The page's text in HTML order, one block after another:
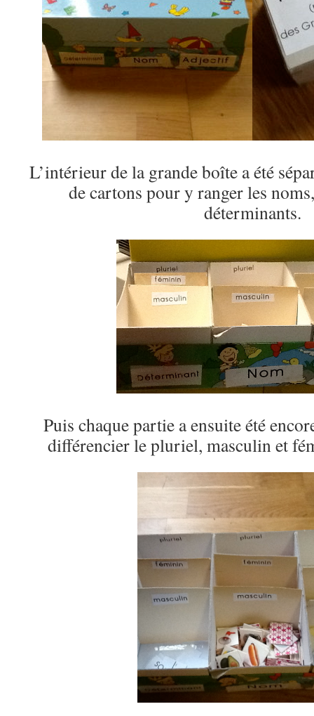
L’intérieur de la grande boîte a été
de cartons pour y ranger les
déterminants.
Puis chaque partie a ensuite été
différencier le pluriel, masculin et